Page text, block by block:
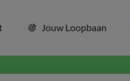
Jouw Loopbaan